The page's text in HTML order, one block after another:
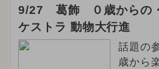
9/27 葛飾 ０歳からの
ケストラ 動物大行進
話題の
歳から